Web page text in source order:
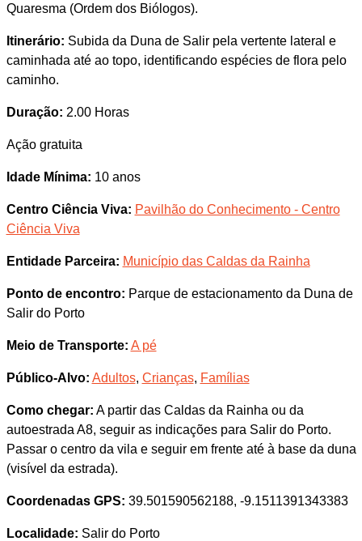
Quaresma (Ordem dos Biólogos).
Itinerário: Subida da Duna de Salir pela vertente lateral e
caminhada até ao topo, identificando espécies de flora pelo
caminho.
Duração: 2.00 Horas
Ação gratuita
Idade Mínima: 10 anos
Centro Ciência Viva: Pavilhão do Conhecimento - Centro
Ciência Viva
Entidade Parceira: Município das Caldas da Rainha
Ponto de encontro: Parque de estacionamento da Duna de
Salir do Porto
Meio de Transporte: A pé
Público-Alvo: Adultos, Crianças, Famílias
Como chegar: A partir das Caldas da Rainha ou da
autoestrada A8, seguir as indicações para Salir do Porto.
Passar o centro da vila e seguir em frente até à base da duna
(visível da estrada).
Coordenadas GPS: 39.501590562188, -9.1511391343383
Localidade: Salir do Porto